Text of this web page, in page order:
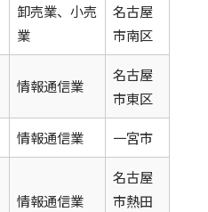
卸売業、小売
業
名古屋
市南区
情報通信業
名古屋
市東区
情報通信業 一宮市
情報通信業
名古屋
市熱田